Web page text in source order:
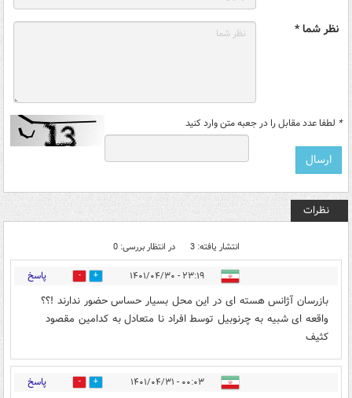
نظر شما *
* لطفا عدد مقابل را در جعبه متن وارد کنید
نظرات
انتشار یافته: 3 در انتظار بررسی: 0
۲۳:۱۹ - ۱۴۰۱/۰۴/۳۰ 0 پاسخ
بازرسان آژانس هسته ای در این محل بسیار حساس حضور ندارند !؟؟
واقعه ای شبیه به چرنوبیل توسط افراد نا متعادل به کدامین مقصود
کثیف
۰۰:۰۳ - ۱۴۰۱/۰۴/۳۱ 0 پاسخ